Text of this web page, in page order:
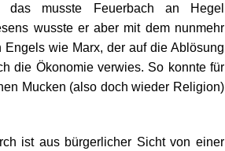
das musste Feuerbach an Hegel
wusste er aber mit dem nunmehr
wie Marx, der auf die Ablösung
die Ökonomie verwies. So konnte für
Mucken (also doch wieder Religion)
ist aus bürgerlicher Sicht von einer